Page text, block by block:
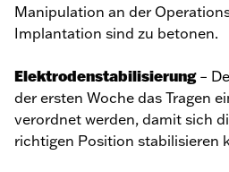
Manipulation an der
Implantation sind zu betonen.
Elektrodenstabilisierung–
der ersten Woche das Tragen
verordnet werden, damit sich
richtigen Position stabilisieren